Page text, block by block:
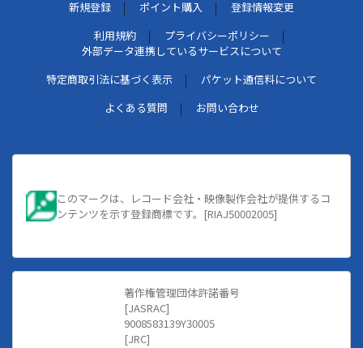
新規登録 ポイント購入
登録情報変更
利用規約
プライバシーポリシー
外部データ連携しているサービスについて
特定商取引法に基づく表示
パケット通信料について
よくある質問
お問い合わせ
このマークは、レコード会社・映像製作会社が提供するコ
ンテンツを示す登録商標です。[RIAJ50002005]
著作権管理団体許諾番号
[JASRAC]
9008583139Y30005
[JRC]